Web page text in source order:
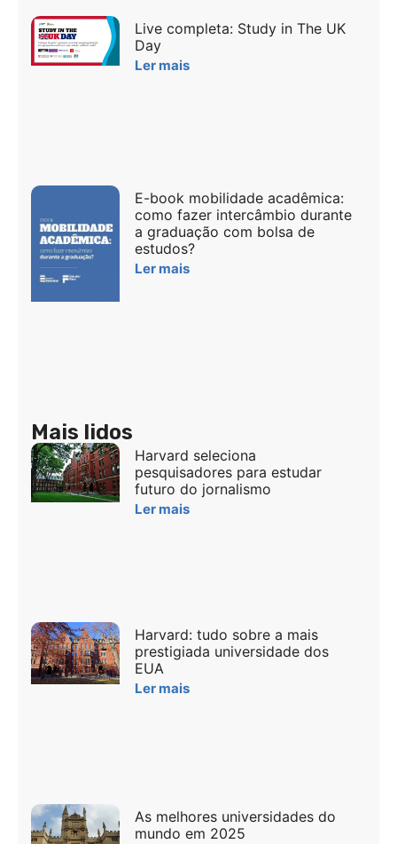
Live completa: Study in The UK
Day
Ler mais
E-book mobilidade acadêmica:
como fazer intercâmbio durante
a graduação com bolsa de
estudos?
Ler mais
Mais lidos
Harvard seleciona
pesquisadores para estudar
futuro do jornalismo
Ler mais
Harvard: tudo sobre a mais
prestigiada universidade dos
EUA
Ler mais
As melhores universidades do
mundo em 2025